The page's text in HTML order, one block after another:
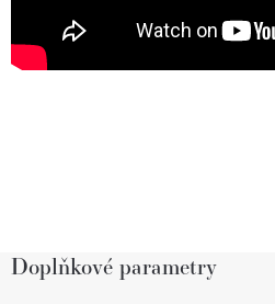
Doplňkové parametry